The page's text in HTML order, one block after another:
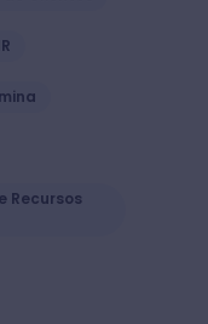
Recursos